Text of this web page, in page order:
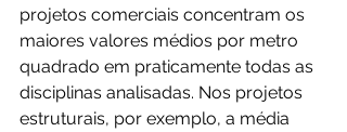
projetos comerciais concentram os
maiores valores médios por metro
quadrado em praticamente todas as
disciplinas analisadas. Nos projetos
estruturais, por exemplo, a média